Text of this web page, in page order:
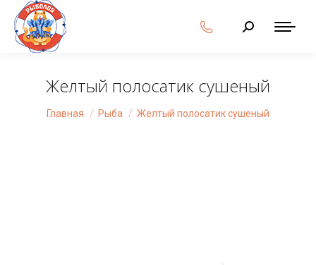
Поиск:
Желтый полосатик сушеный
Вы здесь:
Главная Рыба Желтый полосатик сушеный